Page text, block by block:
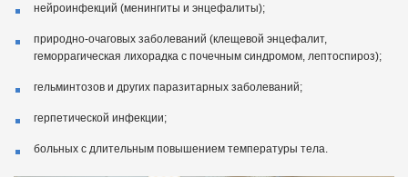
нейроинфекций (менингиты и энцефалиты);
природно-очаговых заболеваний (клещевой энцефалит,
геморрагическая лихорадка с почечным синдромом, лептоспироз);
гельминтозов и других паразитарных заболеваний;
герпетической инфекции;
больных с длительным повышением температуры тела.